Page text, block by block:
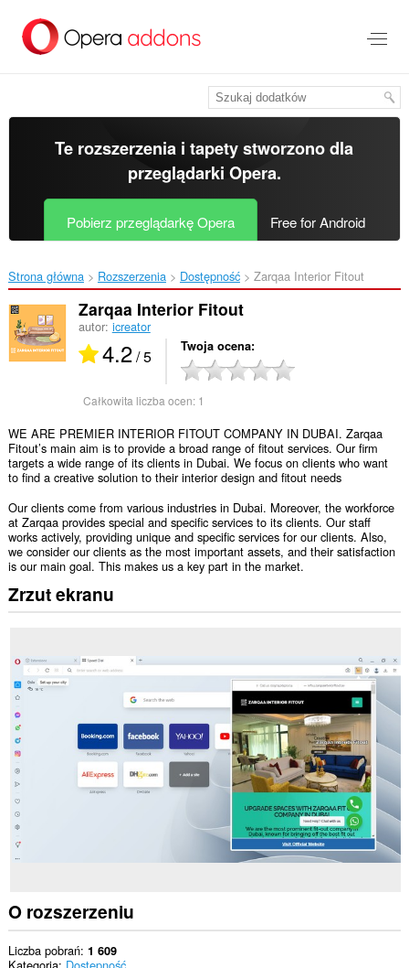
treści
Te rozszerzenia i tapety stworzono dla
przeglądarki Opera.
Pobierz przeglądarkę Opera Free for Android
Strona główna Rozszerzenia Dostępność Zarqaa Interior Fitout‎
Zarqaa Interior Fitout
autor: icreator
4.2/ 5 Twoja ocena
Całkowita liczba ocen: 1
WE ARE PREMIER INTERIOR FITOUT COMPANY IN DUBAI. Zarqaa
Fitout’s main aim is to provide a broad range of fitout services. Our firm
targets a wide range of its clients in Dubai. We focus on clients who want
to find a creative solution to their interior design and fitout needs
Our clients come from various industries in Dubai. Moreover, the workforce
at Zarqaa provides special and specific services to its clients. Our staff
works actively, providing unique and specific services for our clients. Also,
we consider our clients as the most important assets, and their satisfaction
is our main goal. This makes us a key part in the market.
Zrzut ekranu
O rozszerzeniu
Liczba pobrań 1 609
Kategoria Dostępność